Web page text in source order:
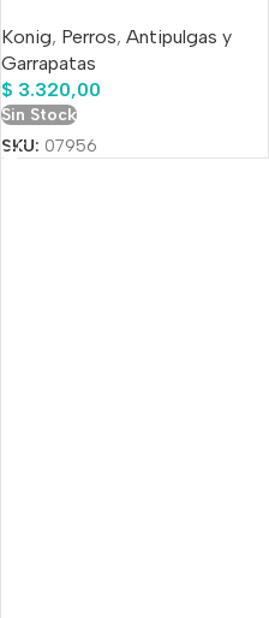
Konig, Perros, Antipulgas y
Garrapatas
$ 3.320,00
Sin Stock
SKU: 07956